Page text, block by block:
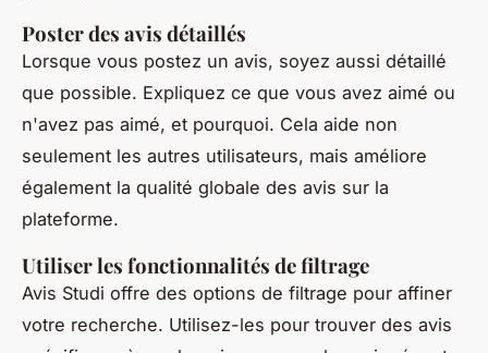
Poster des avis détaillés
Lorsque vous postez un avis, soyez aussi détaillé
que possible. Expliquez ce que vous avez aimé ou
n'avez pas aimé, et pourquoi. Cela aide non
seulement les autres utilisateurs, mais améliore
également la qualité globale des avis sur la
plateforme.
Utiliser les fonctionnalités de filtrage
Avis Studi offre des options de filtrage pour affiner
votre recherche. Utilisez-les pour trouver des avis